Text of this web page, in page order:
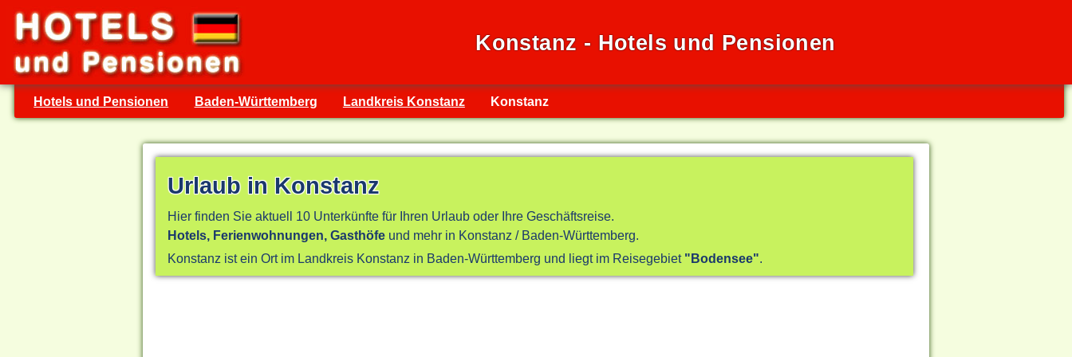
Konstanz - Hotels und Pensionen
Hotels und Pensionen Baden-Württemberg Landkreis Konstanz Konstanz
Urlaub in Konstanz
Hier finden Sie aktuell 10 Unterkünfte für Ihren Urlaub oder Ihre Geschäftsreise.
Hotels, Ferienwohnungen, Gasthöfe und mehr in Konstanz / Baden-Württemberg.
Konstanz ist ein Ort im Landkreis Konstanz in Baden-Württemberg und liegt im Reisegebiet "Bodensee"